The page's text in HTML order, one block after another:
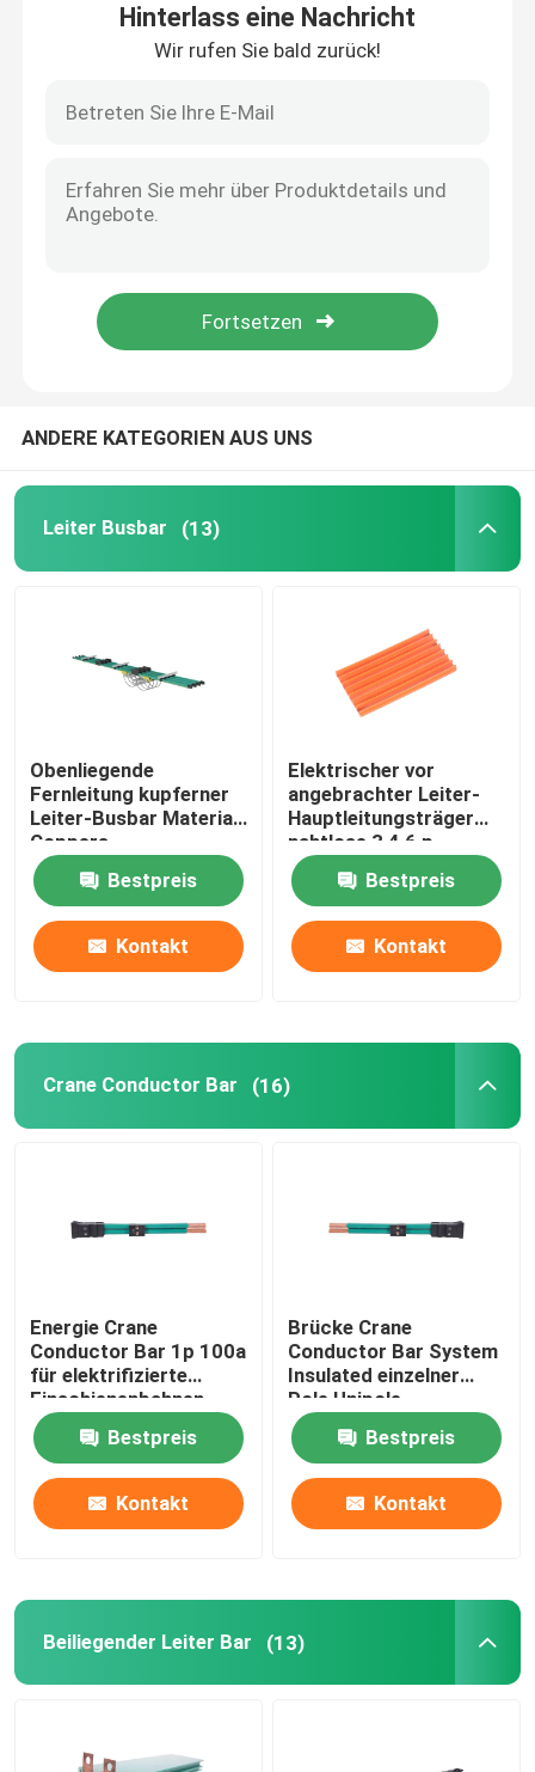
Crane Conductor Bar
Beiliegender Leiter Bar
Hebemaschinen-Hauptleitungsträger
Beiliegender Leiter Rail
Obenliegender Crane Busbar System
Crane Conductor Rail
Isolierleiter Rail
Stromabnehmer
Hinterlass eine Nachricht
Wir rufen Sie bald zurück!
ANDERE KATEGORIEN AUS UNS
Leiter Busbar (13)
Obenliegende
Fernleitung kupferner
Leiter-Busbar Material
Coppers
Bestpreis
Kontakt
Elektrischer vor
angebrachter Leiter-
Hauptleitungsträger
nahtlose 3 4 6 p
Bestpreis
Kontakt
Crane Conductor Bar (16)
Energie Crane
Conductor Bar 1p 100a
für elektrifizierte
Einschienenbahnen
Bestpreis
Kontakt
Brücke Crane
Conductor Bar System
Insulated einzelner
Pole Unipole
Bestpreis
Kontakt
Beiliegender Leiter Bar (13)